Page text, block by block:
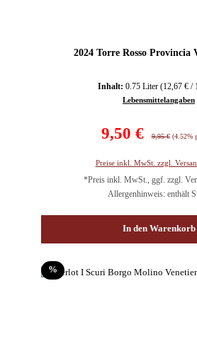
2024 Torre Rosso Provincia
Inhalt: 0.75 Liter (12,67 € /
Lebensmittelangaben
9,50 € Regulärer Preis:
9,95 € (4.52%
Preise inkl. MwSt. zzgl.
*Preis inkl. MwSt., ggf. zzgl.
Allergenhinweis: enthält
In den Warenkorb
%Rabatt